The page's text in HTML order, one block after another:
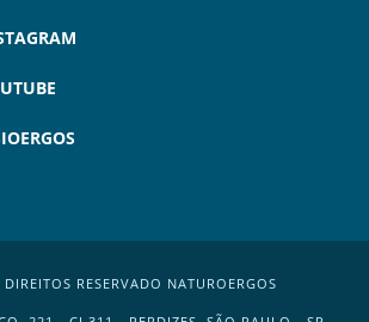
RESERVADO NATUROERGOS